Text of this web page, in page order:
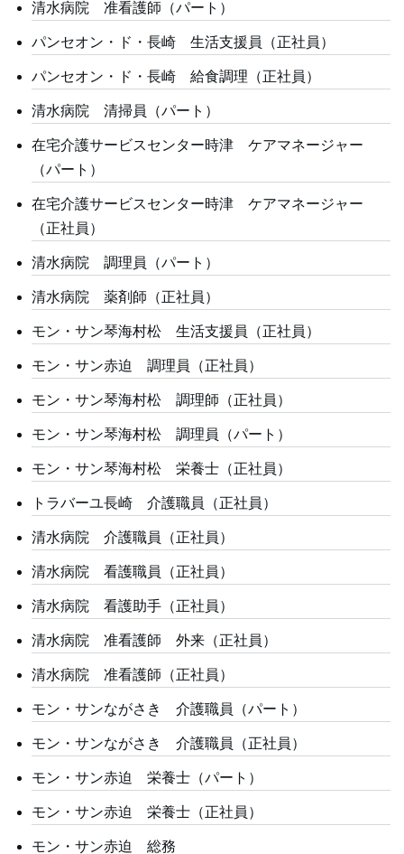
清水病院 准看護師（パート）
パンセオン・ド・長崎 生活支援員（正社員）
パンセオン・ド・長崎 給食調理（正社員）
清水病院 清掃員（パート）
在宅介護サービスセンター時津 ケアマネージャー
（パート）
在宅介護サービスセンター時津 ケアマネージャー
（正社員）
清水病院 調理員（パート）
清水病院 薬剤師（正社員）
モン・サン琴海村松 生活支援員（正社員）
モン・サン赤迫 調理員（正社員）
モン・サン琴海村松 調理師（正社員）
モン・サン琴海村松 調理員（パート）
モン・サン琴海村松 栄養士（正社員）
トラバーユ長崎 介護職員（正社員）
清水病院 介護職員（正社員）
清水病院 看護職員（正社員）
清水病院 看護助手（正社員）
清水病院 准看護師 外来（正社員）
清水病院 准看護師（正社員）
モン・サンながさき 介護職員（パート）
モン・サンながさき 介護職員（正社員）
モン・サン赤迫 栄養士（パート）
モン・サン赤迫 栄養士（正社員）
モン・サン赤迫 総務